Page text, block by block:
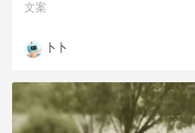
文案
卜卜